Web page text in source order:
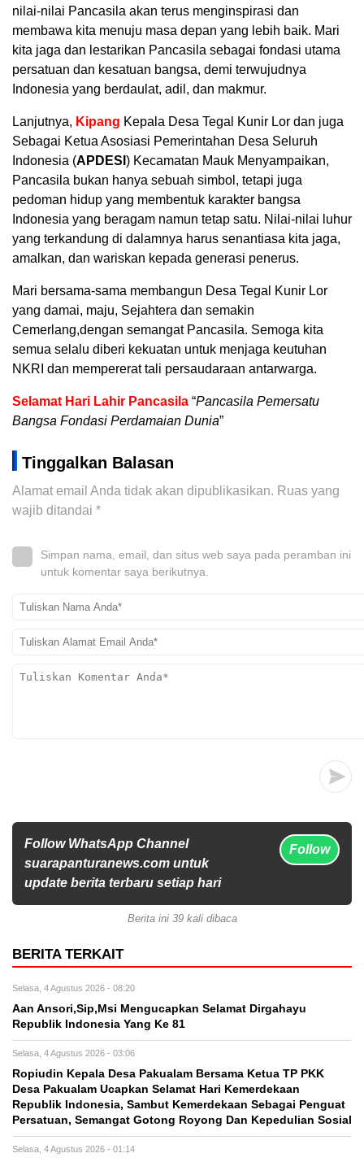
nilai-nilai Pancasila akan terus menginspirasi dan
membawa kita menuju masa depan yang lebih baik. Mari
kita jaga dan lestarikan Pancasila sebagai fondasi utama
persatuan dan kesatuan bangsa, demi terwujudnya
Indonesia yang berdaulat, adil, dan makmur.
Lanjutnya, Kipang Kepala Desa Tegal Kunir Lor dan juga
Sebagai Ketua Asosiasi Pemerintahan Desa Seluruh
Indonesia (APDESI ) Kecamatan Mauk Menyampaikan,
Pancasila bukan hanya sebuah simbol, tetapi juga
pedoman hidup yang membentuk karakter bangsa
Indonesia yang beragam namun tetap satu. Nilai-nilai luhur
yang terkandung di dalamnya harus senantiasa kita jaga,
amalkan, dan wariskan kepada generasi penerus.
Mari bersama-sama membangun Desa Tegal Kunir Lor
yang damai, maju, Sejahtera dan semakin
Cemerlang,dengan semangat Pancasila. Semoga kita
semua selalu diberi kekuatan untuk menjaga keutuhan
NKRI dan mempererat tali persaudaraan antarwarga.
Selamat Hari Lahir Pancasila “Pancasila Pemersatu
Bangsa Fondasi Perdamaian Dunia”
Tinggalkan Balasan
Alamat email Anda tidak akan dipublikasikan. Ruas yang
wajib ditandai *
Simpan nama, email, dan situs web saya pada peramban ini
untuk komentar saya berikutnya.
Follow WhatsApp Channel
suarapanturanews.com untuk
update berita terbaru setiap hari
Follow
Berita ini 39 kali dibaca
BERITA TERKAIT
Selasa, 4 Agustus 2026 - 08:20
Aan Ansori,Sip,Msi Mengucapkan Selamat Dirgahayu
Republik Indonesia Yang Ke 81
Selasa, 4 Agustus 2026 - 03:06
Ropiudin Kepala Desa Pakualam Bersama Ketua TP PKK
Desa Pakualam Ucapkan Selamat Hari Kemerdekaan
Republik Indonesia, Sambut Kemerdekaan Sebagai Penguat
Persatuan, Semangat Gotong Royong Dan Kepedulian Sosial
Selasa, 4 Agustus 2026 - 01:14